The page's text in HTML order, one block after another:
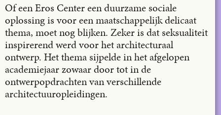
Of een Eros Center een duurzame sociale
oplossing is voor een maatschappelijk delicaat
thema, moet nog blijken. Zeker is dat seksualiteit
inspirerend werd voor het architecturaal
ontwerp. Het thema sijpelde in het afgelopen
academiejaar zowaar door tot in de
ontwerpopdrachten van verschillende
architectuuropleidingen.